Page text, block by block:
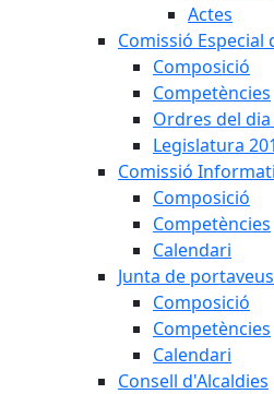
Actes
Comissió Especial
Composició
Competències
Ordres del dia
Legislatura
Comissió
Composició
Competències
Calendari
Junta de portaveus
Composició
Competències
Calendari
Consell d'Alcaldies